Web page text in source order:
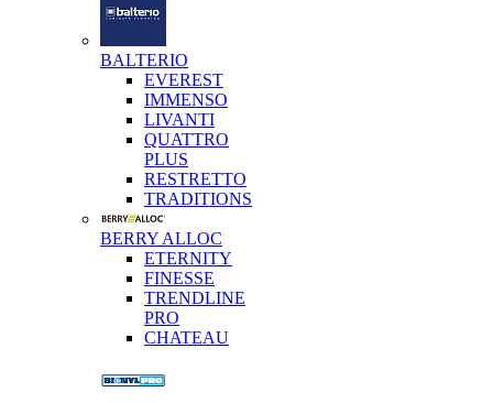
BALTERIO
EVEREST
IMMENSO
LIVANTI
QUATTRO
PLUS
RESTRETTO
TRADITIONS
BERRY ALLOC
ETERNITY
FINESSE
TRENDLINE
PRO
CHATEAU